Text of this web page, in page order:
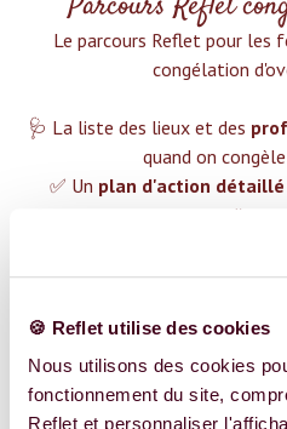
🍪 Reflet utilise des cookies
Nous utilisons des cookies
fonctionnement du site,
Reflet et personnaliser
Le parcours Reflet pour les
congélation
🩺 La liste des lieux et des
quand on
✅ Un plan d'action détaillé
❤️ Des groupes de soutien
😉 Du contenu avec tout
Plus de 400 femmes